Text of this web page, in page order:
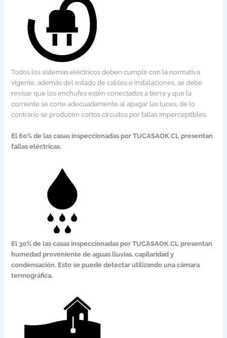
Todos los sistemas eléctricos deben cumplir con la normativa
vigente, además del estado de cables e instalaciones, se debe
revisar que los enchufes estén conectados a tierra y que la
corriente se corte adecuadamente al apagar las luces, de lo
contrario se producen cortos circuitos por fallas imperceptibles.
El 60% de las casas inspeccionadas por TUCASAOK.CL presentan
fallas eléctricas.
El 30% de las casas inspeccionadas por TUCASAOK.CL presentan
humedad proveniente de aguas lluvias, capilaridad y
condensación. Esto se puede detectar utilizando una cámara
termográfica.